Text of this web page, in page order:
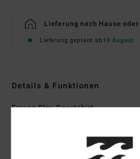
Lieferung nach Hause
Lieferung geplant ab10 August
Details & Funktionen
Frauen Blau Sweatshirt